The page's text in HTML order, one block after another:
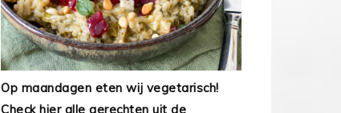
Op maandagen eten wij vegetarisch!
Check hier alle gerechten uit de